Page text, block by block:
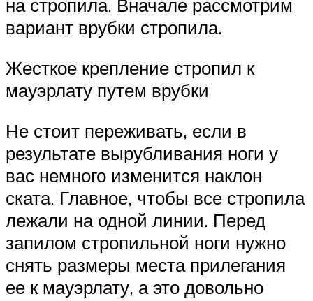
на стропила. Вначале рассмотрим
вариант врубки стропила.
Жесткое крепление стропил к
мауэрлату путем врубки
Не стоит переживать, если в
результате вырубливания ноги у
вас немного изменится наклон
ската. Главное, чтобы все стропила
лежали на одной линии. Перед
запилом стропильной ноги нужно
снять размеры места прилегания
ее к мауэрлату, а это довольно